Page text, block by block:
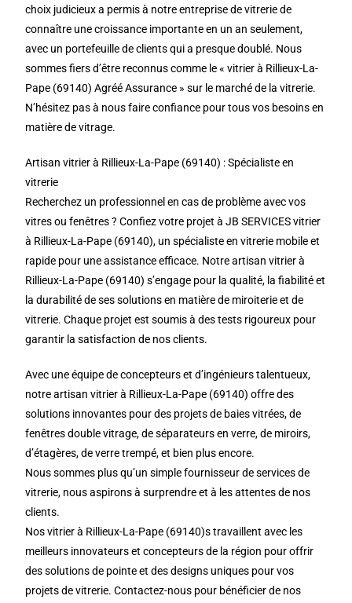
choix judicieux a permis à notre entreprise de vitrerie de
connaître une croissance importante en un an seulement,
avec un portefeuille de clients qui a presque doublé. Nous
sommes fiers d’être reconnus comme le « vitrier à Rillieux-La-
Pape (69140) Agréé Assurance » sur le marché de la vitrerie.
N’hésitez pas à nous faire confiance pour tous vos besoins en
matière de vitrage.
Artisan vitrier à Rillieux-La-Pape (69140) : Spécialiste en
vitrerie
Recherchez un professionnel en cas de problème avec vos
vitres ou fenêtres ? Confiez votre projet à JB SERVICES vitrier
à Rillieux-La-Pape (69140), un spécialiste en vitrerie mobile et
rapide pour une assistance efficace. Notre artisan vitrier à
Rillieux-La-Pape (69140) s’engage pour la qualité, la fiabilité et
la durabilité de ses solutions en matière de miroiterie et de
vitrerie. Chaque projet est soumis à des tests rigoureux pour
garantir la satisfaction de nos clients.
Avec une équipe de concepteurs et d’ingénieurs talentueux,
notre artisan vitrier à Rillieux-La-Pape (69140) offre des
solutions innovantes pour des projets de baies vitrées, de
fenêtres double vitrage, de séparateurs en verre, de miroirs,
d’étagères, de verre trempé, et bien plus encore.
Nous sommes plus qu’un simple fournisseur de services de
vitrerie, nous aspirons à surprendre et à les attentes de nos
clients.
Nos vitrier à Rillieux-La-Pape (69140)s travaillent avec les
meilleurs innovateurs et concepteurs de la région pour offrir
des solutions de pointe et des designs uniques pour vos
projets de vitrerie. Contactez-nous pour bénéficier de nos